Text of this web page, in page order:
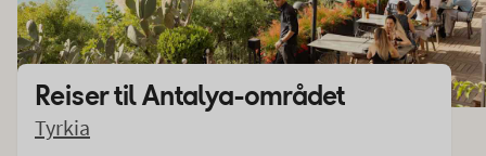
Reiser tilAntalya-området
Tyrkia